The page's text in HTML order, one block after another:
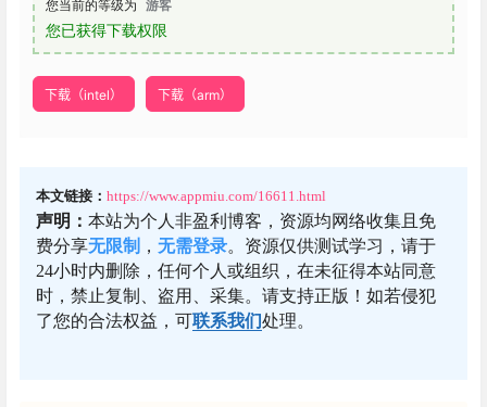
您当前的等级为 游客
您已获得下载权限
下载（intel） 下载（arm）
本文链接： https://www.appmiu.com/16611.html
声明： 本站为个人非盈利博客，资源均网络收集且免
费分享无限制 ， 无需登录。资源仅供测试学习，请于
24小时内删除，任何个人或组织，在未征得本站同意
时，禁止复制、盗用、采集。请支持正版！如若侵犯
了您的合法权益，可联系我们处理。